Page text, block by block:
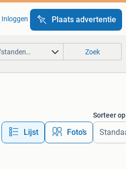
Inloggen Plaats advertentie
Zoek
Lijst Foto’s
Sorteer op